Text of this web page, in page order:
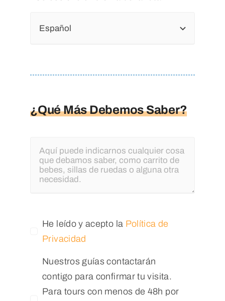
¿Qué Más Debemos Saber?
He leído y acepto la Política de
Privacidad
Nuestros guías contactarán
contigo para confirmar tu visita.
Para tours con menos de 48h por